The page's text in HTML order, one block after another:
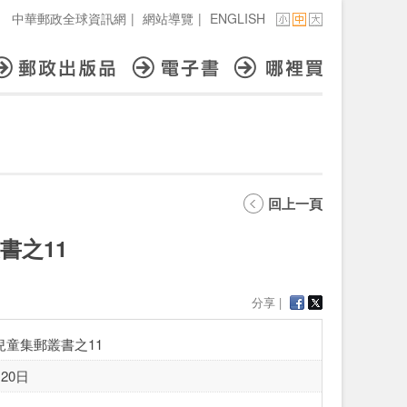
中華郵政全球資訊網 | 網站導覽 | ENGLISH
回上一頁
之11
分享 |
童集郵叢書之11
日